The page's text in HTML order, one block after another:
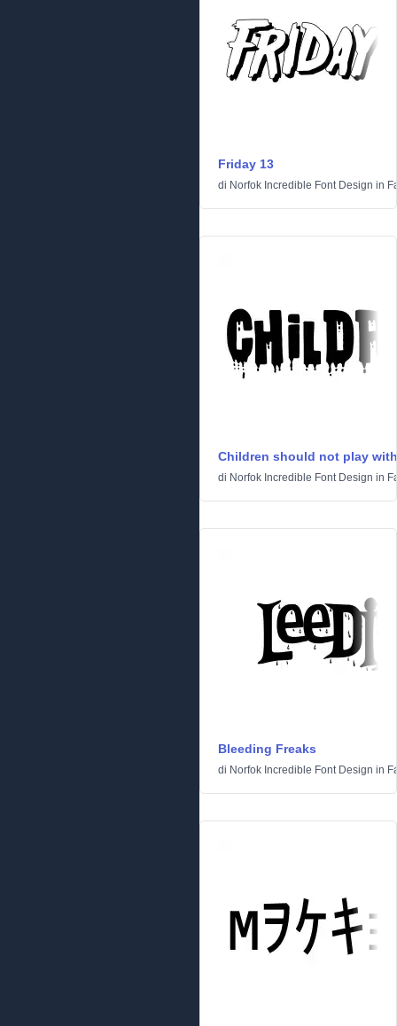
Friday 13
di Norfok Incredible Font Design in
Children should not play
di Norfok Incredible Font Design in
Bleeding Freaks
di Norfok Incredible Font Design in